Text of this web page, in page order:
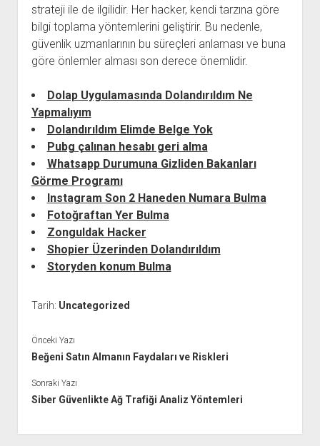
strateji ile de ilgilidir. Her hacker, kendi tarzına göre
bilgi toplama yöntemlerini geliştirir. Bu nedenle,
güvenlik uzmanlarının bu süreçleri anlaması ve buna
göre önlemler alması son derece önemlidir.
Dolap Uygulamasında Dolandırıldım Ne
Yapmalıyım
Dolandırıldım Elimde Belge Yok
Pubg çalınan hesabı geri alma
Whatsapp Durumuna Gizliden Bakanları
Görme Programı
Instagram Son 2 Haneden Numara Bulma
Fotoğraftan Yer Bulma
Zonguldak Hacker
Shopier Üzerinden Dolandırıldım
Storyden konum Bulma
Tarih: Uncategorized
Önceki Yazı
Beğeni Satın Almanın Faydaları ve Riskleri
Sonraki Yazı
Siber Güvenlikte Ağ Trafiği Analiz Yöntemleri